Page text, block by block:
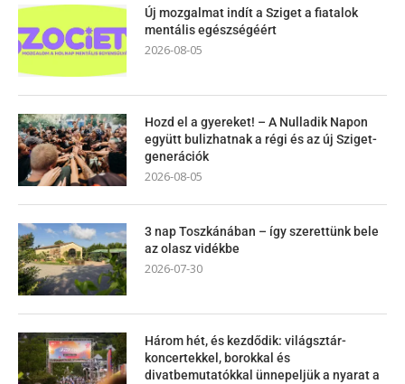
Új mozgalmat indít a Sziget a fiatalok
mentális egészségéért
2026-08-05
Hozd el a gyereket! – A Nulladik Napon
együtt bulizhatnak a régi és az új Sziget-
generációk
2026-08-05
3 nap Toszkánában – így szerettünk bele
az olasz vidékbe
2026-07-30
Három hét, és kezdődik: világsztár-
koncertekkel, borokkal és
divatbemutatókkal ünnepeljük a nyarat a